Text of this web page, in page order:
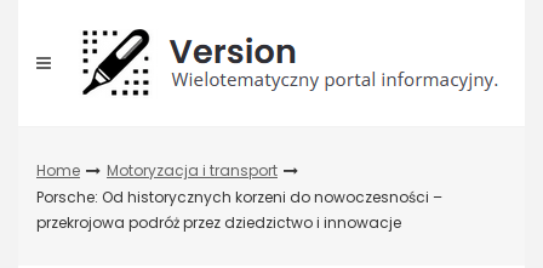
content
Home
Motoryzacja i transport
Porsche: Od historycznych korzeni do nowoczesności –
przekrojowa podróż przez dziedzictwo i innowacje